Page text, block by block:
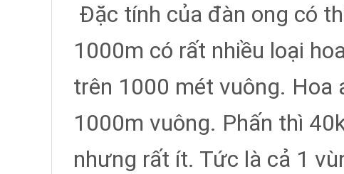
Đặc tính của đàn ong có
1000m có rất nhiều loại
trên 1000 mét vuông. Hoa
1000m vuông. Phấn thì
nhưng rất ít. Tức là cả 1